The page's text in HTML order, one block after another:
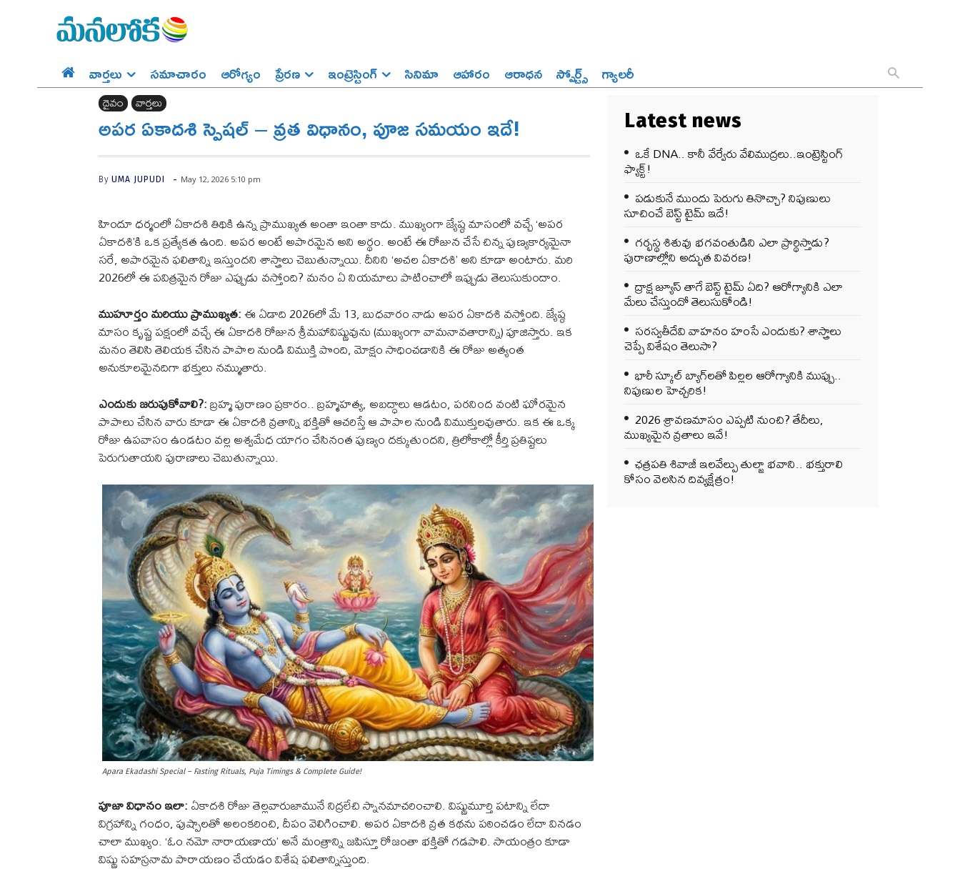
వార్తలు సమాచారం ఆరోగ్యం ప్రేర‌ణ‌ ఇంట్రెస్టింగ్‌ సినిమా ఆహారం ఆరాధన స్పోర్ట్స్‌ గ్యాలరీ
దైవం వార్తలు
అపర ఏకాదశి స్పెషల్ – వ్రత విధానం, పూజ సమయం ఇదే!
By UMA JUPUDI - May 12, 2026 5:10 pm
హిందూ ధర్మంలో ఏకాదశి తిథికి ఉన్న ప్రాముఖ్యత అంతా ఇంతా కాదు. ముఖ్యంగా జ్యేష్ఠ మాసంలో వచ్చే ‘అపర
ఏకాదశి’కి ఒక ప్రత్యేకత ఉంది. అపర అంటే అపారమైన అని అర్థం. అంటే ఈ రోజున చేసే చిన్న పుణ్యకార్యమైనా
సరే, అపారమైన ఫలితాన్ని ఇస్తుందని శాస్త్రాలు చెబుతున్నాయి. దీనిని ‘అచల ఏకాదశి’ అని కూడా అంటారు. మరి
2026లో ఈ పవిత్రమైన రోజు ఎప్పుడు వస్తోంది? మనం ఏ నియమాలు పాటించాలో ఇప్పుడు తెలుసుకుందాం.
ముహూర్తం మరియు ప్రాముఖ్యత:ఈ ఏడాది 2026లో మే 13, బుధవారం నాడు అపర ఏకాదశి వస్తోంది. జ్యేష్ఠ
మాసం కృష్ణ పక్షంలో వచ్చే ఈ ఏకాదశి రోజున శ్రీమహావిష్ణువును (ముఖ్యంగా వామనావతారాన్ని) పూజిస్తారు. ఇక
మనం తెలిసి తెలియక చేసిన పాపాల నుండి విముక్తి పొంది, మోక్షం సాధించడానికి ఈ రోజు అత్యంత
అనుకూలమైనదిగా భక్తులు నమ్ముతారు.
ఎందుకు జరుపుకోవాలి?:బ్రహ్మ పురాణం ప్రకారం.. బ్రహ్మహత్య, అబద్ధాలు ఆడటం, పరనింద వంటి ఘోరమైన
పాపాలు చేసిన వారు కూడా ఈ ఏకాదశి వ్రతాన్ని భక్తితో ఆచరిస్తే ఆ పాపాల నుండి విముక్తులవుతారు. ఇక ఈ ఒక్క
రోజు ఉపవాసం ఉండటం వల్ల అశ్వమేధ యాగం చేసినంత పుణ్యం దక్కుతుందని, త్రిలోకాల్లో కీర్తి ప్రతిష్టలు
పెరుగుతాయని పురాణాలు చెబుతున్నాయి.
Apara Ekadashi Special – Fasting Rituals, Puja Timings & Complete Guide!
పూజా విధానం ఇలా:ఏకాదశి రోజు తెల్లవారుజామునే నిద్రలేచి స్నానమాచరించాలి. విష్ణుమూర్తి పటాన్ని లేదా
విగ్రహాన్ని గంధం, పుష్పాలతో అలంకరించి, దీపం వెలిగించాలి. అపర ఏకాదశి వ్రత కథను పఠించడం లేదా వినడం
చాలా ముఖ్యం. ‘ఓం నమో నారాయణాయ’ అనే మంత్రాన్ని జపిస్తూ రోజంతా భక్తితో గడపాలి. సాయంత్రం కూడా
విష్ణు సహస్రనామ పారాయణం చేయడం విశేష ఫలితాన్నిస్తుంది.
Latest news
ఒకే DNA.. కానీ వేర్వేరు వేలిముద్రలు..ఇంట్రెస్టింగ్
ఫ్యాక్ట్!
పడుకునే ముందు పెరుగు తినొచ్చా? నిపుణులు
సూచించే బెస్ట్ టైమ్ ఇదే!
గర్భస్థ శిశువు భగవంతుడిని ఎలా ప్రార్థిస్తాడు?
పురాణాల్లోని అద్భుత వివరణ!
ద్రాక్ష జ్యూస్ తాగే బెస్ట్ టైమ్ ఏది? ఆరోగ్యానికి ఎలా
మేలు చేస్తుందో తెలుసుకోండి!
సరస్వతీదేవి వాహనం హంసే ఎందుకు? శాస్త్రాలు
చెప్పే విశేషం తెలుసా?
భారీ స్కూల్ బ్యాగ్‌లతో పిల్లల ఆరోగ్యానికి ముప్పు..
నిపుణుల హెచ్చరిక!
2026 శ్రావణమాసం ఎప్పటి నుంచి? తేదీలు,
ముఖ్యమైన వ్రతాలు ఇవే!
ఛత్రపతి శివాజీ ఇలవేల్పు తుల్జా భవాని.. భక్తురాలి
కోసం వెలసిన దివ్యక్షేత్రం!